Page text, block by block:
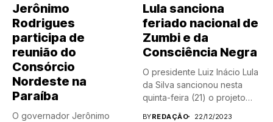
Jerônimo
Rodrigues
participa de
reunião do
Consórcio
Nordeste na
Paraíba
O governador Jerônimo
Lula sanciona
feriado nacional de
Zumbi e da
Consciência Negra
O presidente Luiz Inácio Lula
da Silva sancionou nesta
quinta-feira (21) o projeto
BYREDAÇÃO 22/12/2023